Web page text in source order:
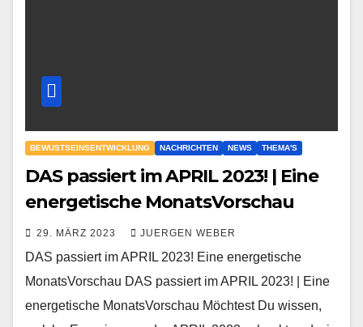
BEWUSTSEINSENTWICKLUNG NACHRICHTEN NEWS THEMA'S
DAS passiert im APRIL 2023! | Eine
energetische MonatsVorschau
29. MÄRZ 2023 JUERGEN WEBER
DAS passiert im APRIL 2023! Eine energetische
MonatsVorschau DAS passiert im APRIL 2023! | Eine
energetische MonatsVorschau Möchtest Du wissen,